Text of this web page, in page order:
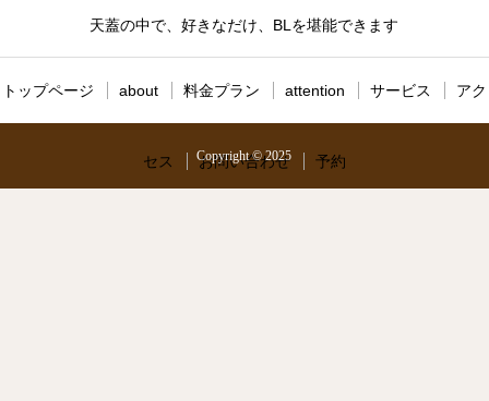
天蓋の中で、好きなだけ、BLを堪能できます
トップページ about 料金プラン attention サービス アク
セス お問い合わせ 予約
Copyright © 2025